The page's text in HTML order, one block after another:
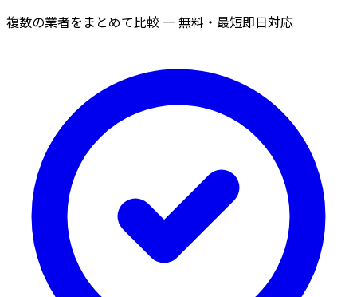
複数の業者をまとめて比較 — 無料・最短即日対応